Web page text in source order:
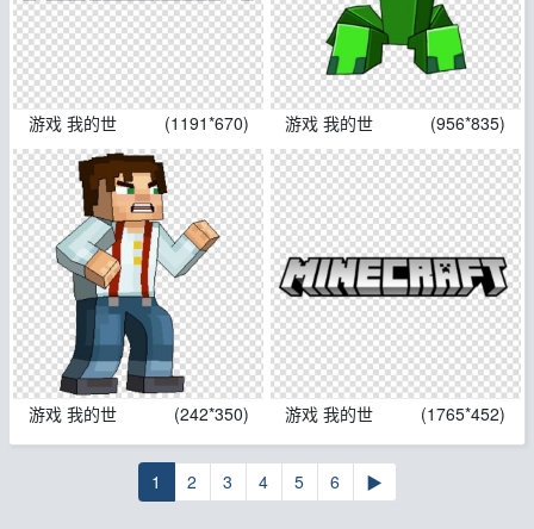
游戏 我的世 (1191*670) 游戏 我的世 (956*835)
游戏 我的世 (242*350) 游戏 我的世 (1765*452)
1 2 3 4 5 6 ▶